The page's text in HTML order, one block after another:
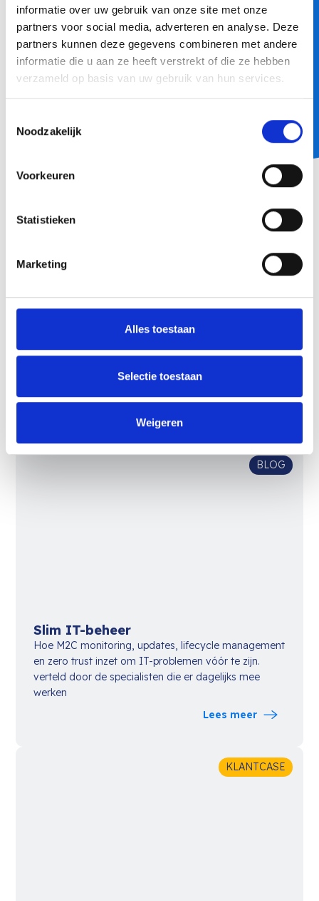
informatie over uw gebruik van onze site met onze
partners voor social media, adverteren en analyse. Deze
partners kunnen deze gegevens combineren met andere
informatie die u aan ze heeft verstrekt of die ze hebben
verzameld op basis van uw gebruik van hun services.
Noodzakelijk
Voorkeuren
Statistieken
Marketing
Alles toestaan
Selectie toestaan
Weigeren
KPN opnieuw beste netwerk
Als excellence partner van KPN zijn we trots dat KPN
voor de 5e keer op een rij het beste netwerk heeft
KLANTCASE
Boonman Bedden
veilig, flexibel en zorgeloos. Op kantoor, thuis of
onderweg. Een kijkje achter de schermen bij 1 van
BLOG
Slim IT-beheer
Hoe M2C monitoring, updates, lifecycle management
en zero trust inzet om IT-problemen vóór te zijn.
verteld door de specialisten die er dagelijks mee
werken
Lees meer
KLANTCASE